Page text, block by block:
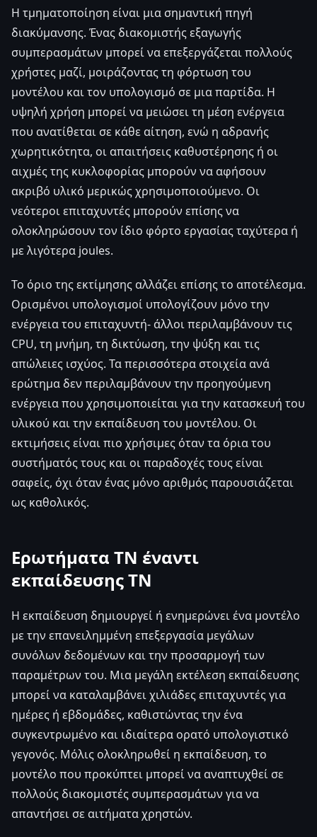
Η τμηματοποίηση είναι μια σημαντική πηγή
διακύμανσης. Ένας διακομιστής εξαγωγής
συμπερασμάτων μπορεί να επεξεργάζεται πολλούς
χρήστες μαζί, μοιράζοντας τη φόρτωση του
μοντέλου και τον υπολογισμό σε μια παρτίδα. Η
υψηλή χρήση μπορεί να μειώσει τη μέση ενέργεια
που ανατίθεται σε κάθε αίτηση, ενώ η αδρανής
χωρητικότητα, οι απαιτήσεις καθυστέρησης ή οι
αιχμές της κυκλοφορίας μπορούν να αφήσουν
ακριβό υλικό μερικώς χρησιμοποιούμενο. Οι
νεότεροι επιταχυντές μπορούν επίσης να
ολοκληρώσουν τον ίδιο φόρτο εργασίας ταχύτερα ή
με λιγότερα joules.
Το όριο της εκτίμησης αλλάζει επίσης το αποτέλεσμα.
Ορισμένοι υπολογισμοί υπολογίζουν μόνο την
ενέργεια του επιταχυντή- άλλοι περιλαμβάνουν τις
CPU, τη μνήμη, τη δικτύωση, την ψύξη και τις
απώλειες ισχύος. Τα περισσότερα στοιχεία ανά
ερώτημα δεν περιλαμβάνουν την προηγούμενη
ενέργεια που χρησιμοποιείται για την κατασκευή του
υλικού και την εκπαίδευση του μοντέλου. Οι
εκτιμήσεις είναι πιο χρήσιμες όταν τα όρια του
συστήματός τους και οι παραδοχές τους είναι
σαφείς, όχι όταν ένας μόνο αριθμός παρουσιάζεται
ως καθολικός.
Ερωτήματα ΤΝ έναντι
εκπαίδευσης ΤΝ
Η εκπαίδευση δημιουργεί ή ενημερώνει ένα μοντέλο
με την επανειλημμένη επεξεργασία μεγάλων
συνόλων δεδομένων και την προσαρμογή των
παραμέτρων του. Μια μεγάλη εκτέλεση εκπαίδευσης
μπορεί να καταλαμβάνει χιλιάδες επιταχυντές για
ημέρες ή εβδομάδες, καθιστώντας την ένα
συγκεντρωμένο και ιδιαίτερα ορατό υπολογιστικό
γεγονός. Μόλις ολοκληρωθεί η εκπαίδευση, το
μοντέλο που προκύπτει μπορεί να αναπτυχθεί σε
πολλούς διακομιστές συμπερασμάτων για να
απαντήσει σε αιτήματα χρηστών.